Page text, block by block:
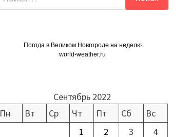
Погода в Великом Новгороде на неделю
world-weather.ru
Сентябрь 2022
Пн
Вт Ср Чт Пт Сб
Вс
1
2 3
4